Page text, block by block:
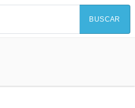
BUSCAR